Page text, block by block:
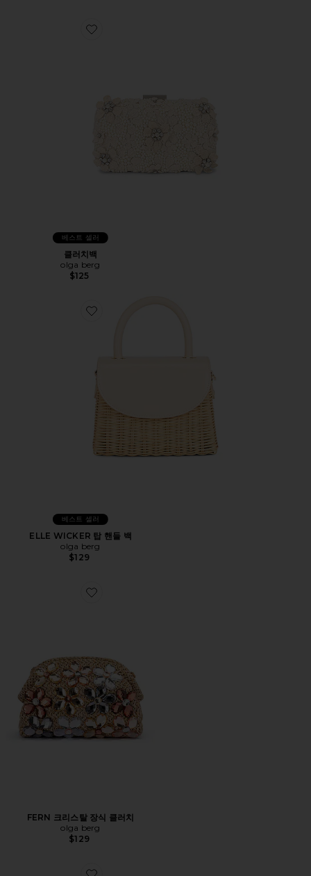
Favorite 클러치백
베스트 셀러
클러치백
olga berg
$125
Favorite ELLE WICKER 탑 핸들 백
베스트 셀러
ELLE WICKER 탑 핸들 백
olga berg
$129
Favorite FERN 크리스탈 장식 클러치
FERN 크리스탈 장식 클러치
olga berg
$129